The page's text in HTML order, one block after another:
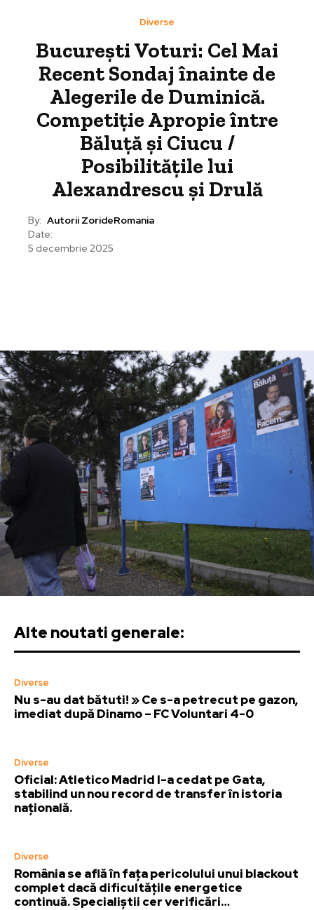
Diverse
București Voturi: Cel Mai
Recent Sondaj înainte de
Alegerile de Duminică.
Competiție Apropie între
Băluță și Ciucu /
Posibilitățile lui
Alexandrescu și Drulă
By: Autorii ZorideRomania
Date:
5 decembrie 2025
Alte noutati generale:
Diverse
Nu s-au dat bătuti! » Ce s-a petrecut pe gazon,
imediat după Dinamo – FC Voluntari 4-0
Diverse
Oficial: Atletico Madrid l-a cedat pe Gata,
stabilind un nou record de transfer în istoria
națională.
Diverse
România se află în fața pericolului unui blackout
complet dacă dificultățile energetice
continuă. Specialiștii cer verificări…